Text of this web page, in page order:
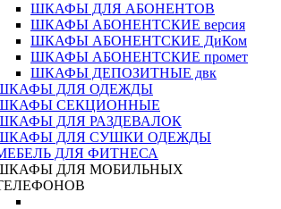
ШКАФЫ ДЛЯ АБОНЕНТОВ
ШКАФЫ АБОНЕНТСКИЕ версия
ШКАФЫ АБОНЕНТСКИЕ ДиКом
ШКАФЫ АБОНЕНТСКИЕ промет
ШКАФЫ ДЕПОЗИТНЫЕ двк
ДЛЯ ОДЕЖДЫ
СЕКЦИОННЫЕ
ДЛЯ РАЗДЕВАЛОК
ДЛЯ СУШКИ ОДЕЖДЫ
ДЛЯ ФИТНЕСА
ДЛЯ МОБИЛЬНЫХ